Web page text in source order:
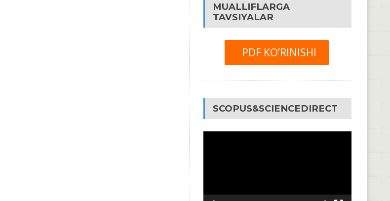
MUALLIFLARGA
TAVSIYALAR
PDF KO’RINISHI
SCOPUS&SCIENCEDIRECT